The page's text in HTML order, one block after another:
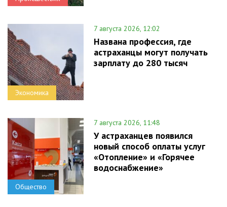
Экономика
7 августа 2026, 12:02
Названа профессия, где
астраханцы могут получать
зарплату до 280 тысяч
Общество
7 августа 2026, 11:48
У астраханцев появился
новый способ оплаты услуг
«Отопление» и «Горячее
водоснабжение»